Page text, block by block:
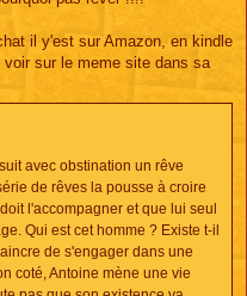
il y'est sur Amazon, en kindle
sur le meme site dans sa
avec obstination un rêve
de rêves la pousse à croire
l'accompagner et que lui seul
Qui est cet homme ? Existe t-il
de s'engager dans une
coté, Antoine mène une vie